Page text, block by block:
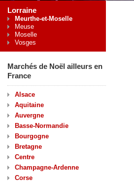
Lorraine
Meurthe-et-Moselle
Meuse
Moselle
Vosges
Marchés de Noël ailleurs en
France
Alsace
Aquitaine
Auvergne
Basse-Normandie
Bourgogne
Bretagne
Centre
Champagne-Ardenne
Corse